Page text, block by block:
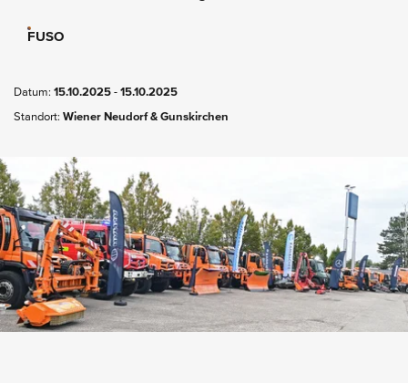
FUSO
Datum: 15.10.2025 - 15.10.2025
Standort: Wiener Neudorf & Gunskirchen